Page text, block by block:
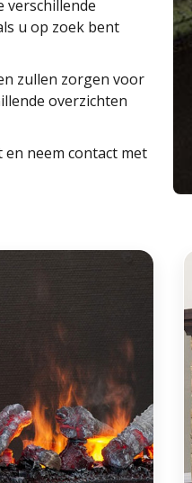
verschillende
u op zoek bent
zullen zorgen voor
overzichten
neem contact met